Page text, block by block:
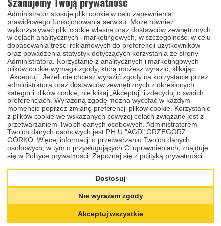
Pełna regeneracja stacyjki wraz z wymianą sprężynek i
zapadek,
Dopasowanie naprawionego wkładu do dostarczonych
kluczy. W przypadku, gdy zużyty grot klucza uniemożliwia
prawidłowe ułożenie wkładu, skontaktujemy się z klientem w
celu ustalenia dalszych działań.
Mycie ultradźwiękowe i kontrola jakości.
Cena nie obejmujenowych elementów takich jak:
Wkład stacyjki,
Obudowy stacyjki (tzw. "kopyta"),
Kostki elektrycznej zapłonu,
Docięcie nowego grotu klucza (w przypadku zużycia grotu
kontaktujemy się z klientem).
Czas realizacji usługi
Naprawa stacyjki Toyota Proace II, Proace Verso w naszym
jeden dzień roboczy. Uwzględniając czas
przesyłki, naprawioną stacyjkę otrzymasz z powrotem zwykle w
Administrator stosuje pliki cookie w celu zapewnienia
prawidłowego funkcjonowania serwisu. Może również
wykorzystywać pliki cookie własne oraz dostawców zewnętrznych
w celach analitycznych i marketingowych, w szczególności w celu
dopasowania treści reklamowych do preferencji użytkowników
oraz powadzenia statystyk dotyczących korzystania ze strony
Administratora. Korzystanie z analitycznych i marketingowych
plików cookie wymaga zgody, którą możesz wyrazić, klikając
„Akceptuj”. Jeżeli nie chcesz wyrazić zgody na korzystanie przez
administratora oraz dostawców zewnętrznych z określonych
kategorii plików cookie, nie klikaj „Akceptuj” i zdecyduj o swoich
preferencjach. Wyrażoną zgodę można wycofać w każdym
momencie poprzez zmianę preferencji plików cookie. Korzystanie
z plików cookie we wskazanych powyżej celach związane jest z
przetwarzaniem Twoich danych osobowych. Administratorem
Twoich danych osobowych jest P.H.U "AGD" GRZEGORZ
GÓRKO. Więcej informacji o przetwarzaniu Twoich danych
osobowych, w tym o przysługujących Ci uprawnieniach, znajduje
się w Polityce prywatności. Zapoznaj się z polityką prywatności.
Dostosuj
Nie wyrażam zgody
Akceptuj wszystkie